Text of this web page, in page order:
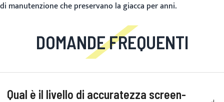
di manutenzione che preservano la giacca per anni.
DOMANDE FREQUENTI
Qual è il livello di accuratezza screen-